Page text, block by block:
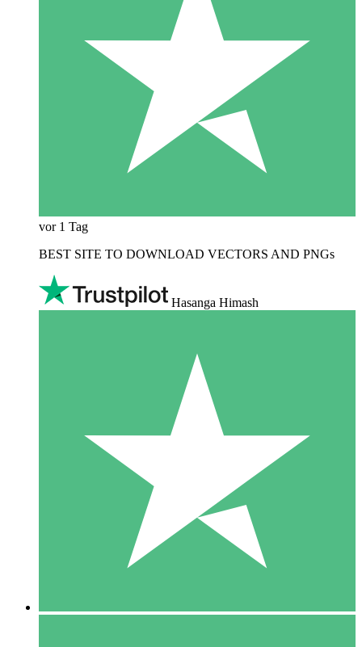
vor 1 Tag
BEST SITE TO DOWNLOAD VECTORS AND PNGs
Hasanga Himash